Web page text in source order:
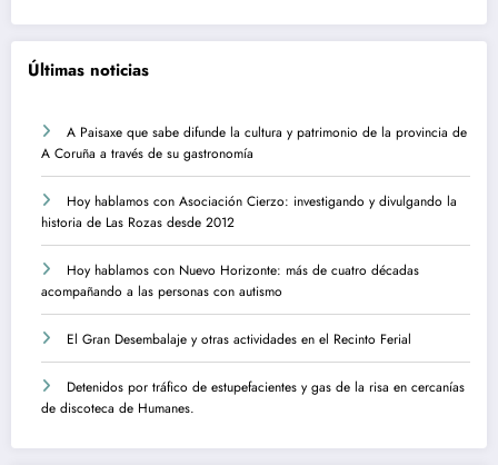
Últimas noticias
A Paisaxe que sabe difunde la cultura y patrimonio de la provincia de
A Coruña a través de su gastronomía
Hoy hablamos con Asociación Cierzo: investigando y divulgando la
historia de Las Rozas desde 2012
Hoy hablamos con Nuevo Horizonte: más de cuatro décadas
acompañando a las personas con autismo
El Gran Desembalaje y otras actividades en el Recinto Ferial
Detenidos por tráfico de estupefacientes y gas de la risa en cercanías
de discoteca de Humanes.